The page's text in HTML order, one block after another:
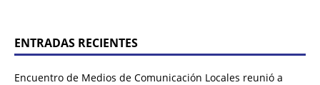
ENTRADAS RECIENTES
Encuentro de Medios de Comunicación Locales reunió a